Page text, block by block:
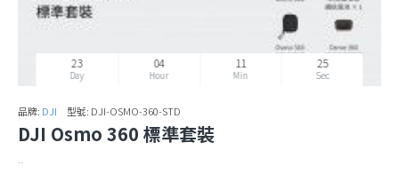
23
Day
04
Hour
11
Min
24
Sec
品牌: DJI 型號: DJI-OSMO-360-STD
DJI Osmo 360 標準套裝
..